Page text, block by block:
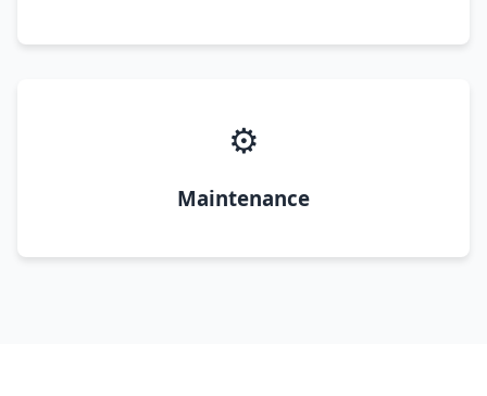
⚙️
Maintenance